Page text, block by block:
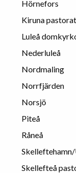
Hörnefors
Kiruna pastorat
Luleå
Nederluleå
Nordmaling
Norrfjärden
Norsjö
Piteå
Råneå
Skellefteå